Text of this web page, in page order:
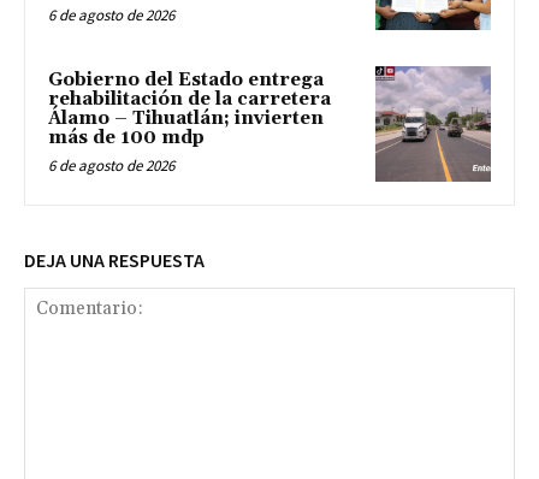
6 de agosto de 2026
Gobierno del Estado entrega
rehabilitación de la carretera
Álamo – Tihuatlán; invierten
más de 100 mdp
6 de agosto de 2026
DEJA UNA RESPUESTA